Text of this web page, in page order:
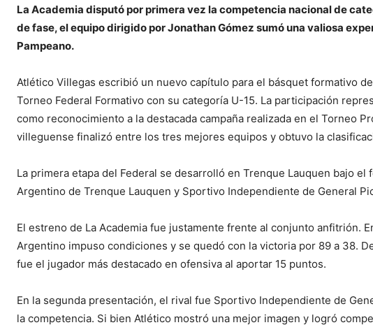
La Academia disputó por primera vez la competencia nacional de
de fase, el equipo dirigido por Jonathan Gómez sumó una valiosa
Pampeano.
Atlético Villegas escribió un nuevo capítulo para el básquet formativo
Torneo Federal Formativo con su categoría U-15. La participación
como reconocimiento a la destacada campaña realizada en el Torneo
villeguense finalizó entre los tres mejores equipos y obtuvo la
La primera etapa del Federal se desarrolló en Trenque Lauquen bajo
Argentino de Trenque Lauquen y Sportivo Independiente de General
El estreno de La Academia fue justamente frente al conjunto anfitrión.
Argentino impuso condiciones y se quedó con la victoria por 89 a 38.
fue el jugador más destacado en ofensiva al aportar 15 puntos.
En la segunda presentación, el rival fue Sportivo Independiente de
la competencia. Si bien Atlético mostró una mejor imagen y logró